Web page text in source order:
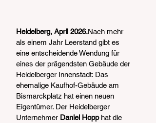
Heidelberg, April 2026.Nach mehr
als einem Jahr Leerstand gibt es
eine entscheidende Wendung für
eines der prägendsten Gebäude der
Heidelberger Innenstadt: Das
ehemalige Kaufhof-Gebäude am
Bismarckplatz hat einen neuen
Eigentümer. Der Heidelberger
Unternehmer Daniel Hopp hat die